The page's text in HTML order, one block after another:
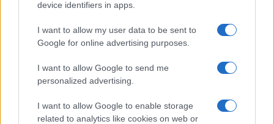
device identifiers in apps.
I want to allow my user data to be sent to
Google for online advertising purposes.
I want to allow Google to send me
personalized advertising.
I want to allow Google to enable storage
related to analytics like cookies on web or
CSI Bergamo: Tra Corsi, Eventi e Protezione dei Dati
Francesca Lombardi · 29 Lug 2026
NEWS